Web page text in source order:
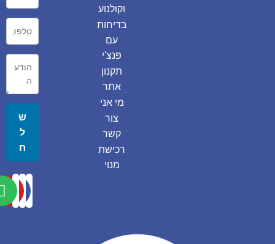
וקולנוע
בדיחות
עם
פנצ'י
תקנון
אתר
מי אני
צור
קשר
רכישת
מנוי
ש
ל
ח